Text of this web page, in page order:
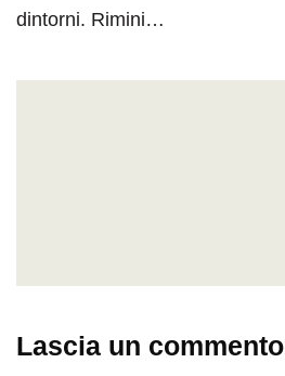
dintorni. Rimini…
Lascia un commento